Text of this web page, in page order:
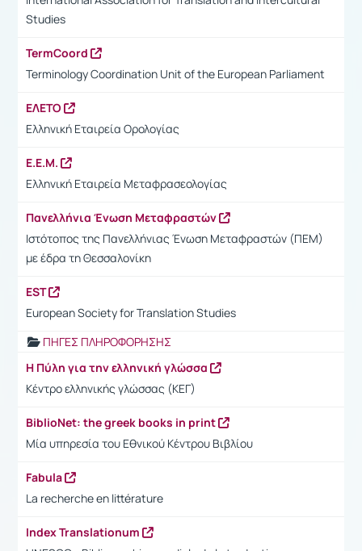
Studies
TermCoord
Terminology Coordination Unit of the European Parliament
ΕΛΕΤΟ
Ελληνική Εταιρεία Ορολογίας
Ε.Ε.Μ.
Ελληνική Εταιρεία Μεταφρασεολογίας
Πανελλήνια Ένωση Μεταφραστών
Ιστότοπος της Πανελλήνιας Ένωση Μεταφραστών (ΠΕΜ)
με έδρα τη Θεσσαλονίκη
EST
European Society for Translation Studies
ΠΗΓΕΣ ΠΛΗΡΟΦΟΡΗΣΗΣ
Η Πύλη για την ελληνική γλώσσα
Κέντρο ελληνικής γλώσσας (ΚΕΓ)
BiblioNet: the greek books in print
Μία υπηρεσία του Εθνικού Κέντρου Βιβλίου
Fabula
La recherche en littérature
Index Translationum